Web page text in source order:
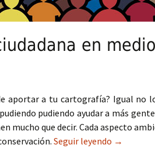
en
aportar a tu cartografía? Igual no
pudiendo ayudar a más
mucho que decir. Cada aspecto
Seguir leyendo →